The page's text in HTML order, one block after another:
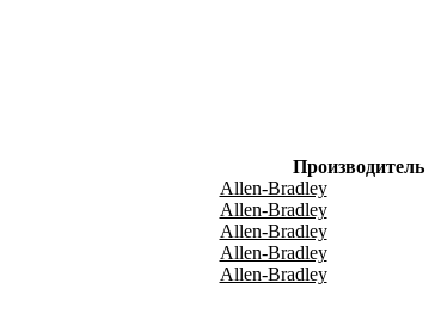
Производитель
Allen-Bradley
Allen-Bradley
Allen-Bradley
Allen-Bradley
Allen-Bradley